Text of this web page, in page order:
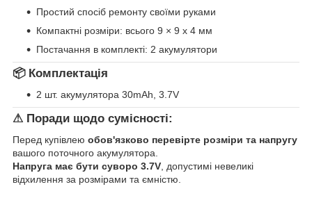
Простий спосіб ремонту своїми руками
Компактні розміри: всього 9 × 9 х 4 мм
Постачання в комплекті: 2 акумулятори
📦 Комплектація
2 шт. акумулятора 30mAh, 3.7V
⚠ Поради щодо сумісності:
Перед купівлею обов'язково перевірте розміри та напругу
вашого поточного акумулятора.
Напруга має бути суворо 3.7V , допустимі невеликі
відхилення за розмірами та ємністю.